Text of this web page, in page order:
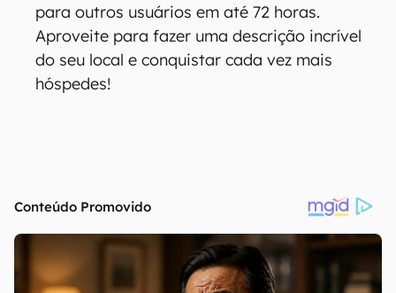
para outros usuários em até 72 horas.
Aproveite para fazer uma descrição incrível
do seu local e conquistar cada vez mais
hóspedes!